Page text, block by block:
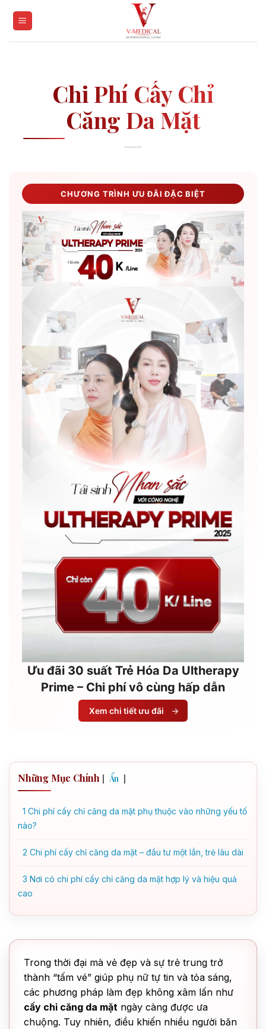
Chi Phí Cấy Chỉ
Căng Da Mặt
CHƯƠNG TRÌNH ƯU ĐÃI ĐẶC BIỆT
Ưu đãi 30 suất Trẻ Hóa Da Ultherapy
Prime – Chi phí vô cùng hấp dẫn
Xem chi tiết ưu đãi →
Những Mục Chính [ Ẩn ]
1 Chi phí cấy chỉ căng da mặt phụ thuộc vào những yếu tố
nào?
2 Chi phí cấy chỉ căng da mặt – đầu tư một lần, trẻ lâu dài
3 Nơi có chi phí cấy chỉ căng da mặt hợp lý và hiệu quả
cao
Trong thời đại mà vẻ đẹp và sự trẻ trung trở
thành “tấm vé” giúp phụ nữ tự tin và tỏa sáng,
các phương pháp làm đẹp không xâm lấn như
cấy chỉ căng da mặt ngày càng được ưa
chuộng. Tuy nhiên, điều khiến nhiều người băn